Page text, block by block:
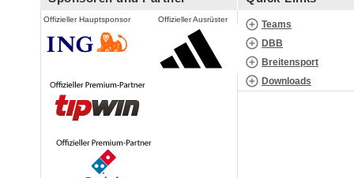
Offizieller Hauptsponsor Offizieller Ausrüster
Teams
DBB
Breitensport
Downloads